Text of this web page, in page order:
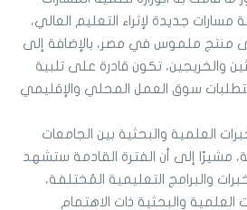
مسارات جديدة لإثراء التعليم العالي،
منتج ملموس في مصر، بالإضافة إلى
والخريجين، تكون قادرة على تلبية
سوق العمل المحلي والإقليمي
العلمية والبحثية بين الجامعات
مشيرًا إلى أن الفترة القادمة ستشهد
والبرامج التعليمية المُختلفة،
العلمية والبحثية ذات الاهتمام